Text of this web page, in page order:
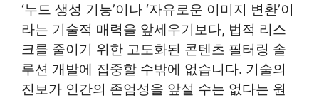
‘누드 생성 기능’이나 ‘자유로운 이미지 변환’이
라는 기술적 매력을 앞세우기보다, 법적 리스
크를 줄이기 위한 고도화된 콘텐츠 필터링 솔
루션 개발에 집중할 수밖에 없습니다. 기술의
진보가 인간의 존엄성을 앞설 수는 없다는 원